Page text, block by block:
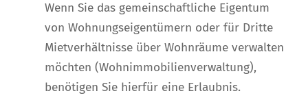
Wenn Sie das gemeinschaftliche Eigentum
von Wohnungseigentümern oder für Dritte
Mietverhältnisse über Wohnräume verwalten
möchten (Wohnimmobilienverwaltung),
benötigen Sie hierfür eine Erlaubnis.